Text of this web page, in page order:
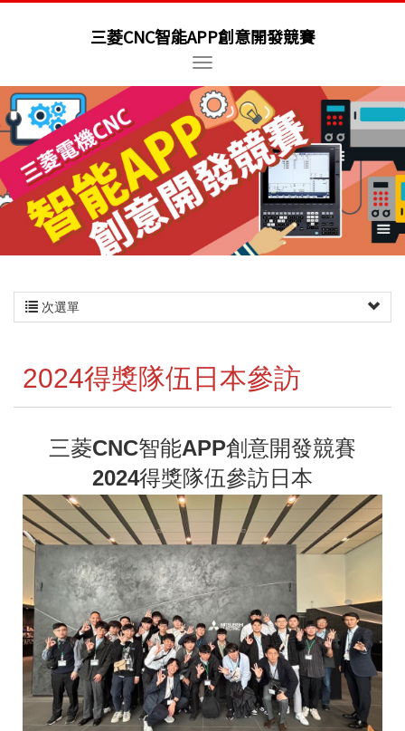
三菱CNC智能APP創意開發競賽
次選單
2024得獎隊伍日本參訪
三菱CNC智能APP創意開發競賽
2024得獎隊伍參訪日本